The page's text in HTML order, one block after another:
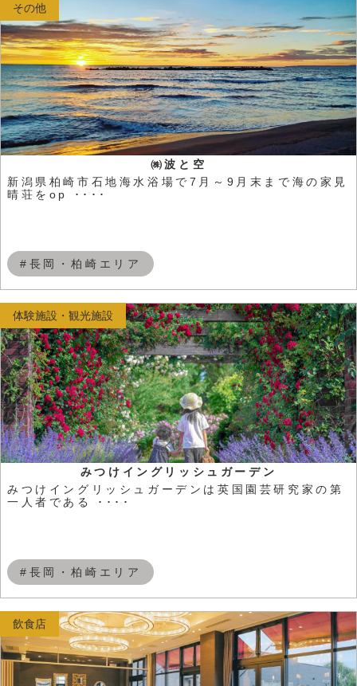
㈱波と空
新潟県柏崎市石地海水浴場で7月～9月末まで海の家見
晴荘をop ････
#長岡・柏崎エリア
その他
みつけイングリッシュガーデン
みつけイングリッシュガーデンは英国園芸研究家の第
一人者である ････
#長岡・柏崎エリア
体験施設・観光施設
飲食店